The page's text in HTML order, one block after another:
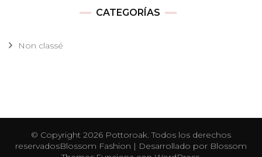
CATEGORÍAS
Non classé
© Copyright 2026 Pottoroak. Todos los derechos
reservadosBlossom Fashion | Desarrollado por Blossom